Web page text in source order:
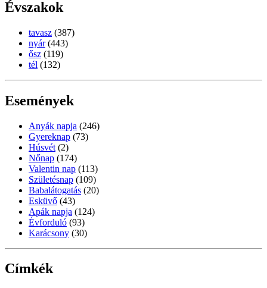
Évszakok
tavasz (387)
nyár (443)
ősz (119)
tél (132)
Események
Anyák napja (246)
Gyereknap (73)
Húsvét (2)
Nőnap (174)
Valentin nap (113)
Születésnap (109)
Babalátogatás (20)
Esküvő (43)
Apák napja (124)
Évforduló (93)
Karácsony (30)
Címkék